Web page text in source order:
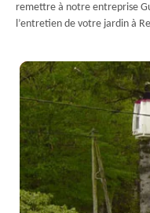
remettre à notre entreprise
l’entretien de votre jardin à